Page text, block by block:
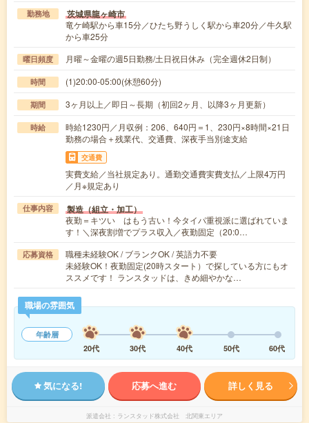
勤務地 茨城県龍ヶ崎市
竜ケ崎駅から車15分／ひたち野うしく駅から車20分／牛久駅
から車25分
曜日頻度 月曜～金曜の週5日勤務/土日祝日休み（完全週休2日制）
時間 (1)20:00-05:00(休憩60分)
期間 3ヶ月以上／即日～長期（初回2ヶ月、以降3ヶ月更新）
時給
時給1230円／月収例：206、640円＝1、230円×8時間×21日
勤務の場合＋残業代、交通費、深夜手当別途支給
交通費
実費支給／当社規定あり。通勤交通費実費支払／上限4万円
／月※規定あり
仕事内容 製造（組立・加工）
夜勤＝キツい はもう古い！今タイパ重視派に選ばれていま
す！＼深夜割増でプラス収入／夜勤固定（20:0…
応募資格
職種未経験OK / ブランクOK / 英語力不要
未経験OK！夜勤固定(20時スタート）で探している方にもオ
ススメです！ ランスタッドは、きめ細やかな…
職場の雰囲気
年齢層
20代
30代 40代 50代 60代
気になる! 応募へ進む 詳しく見る
派遣会社 ランスタッド株式会社 北関東エリア